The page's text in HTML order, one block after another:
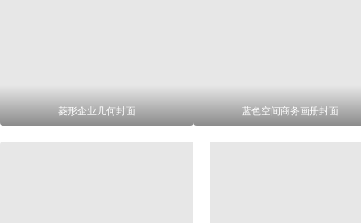
菱形企业几何封面 蓝色空间商务画册封面